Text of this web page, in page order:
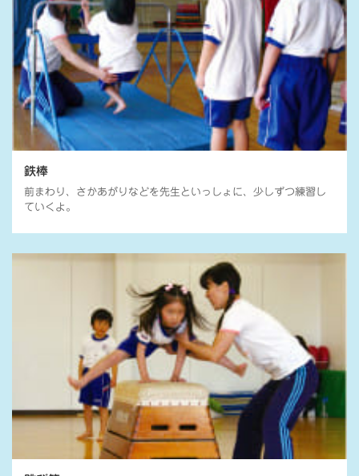
鉄棒
前まわり、さかあがりなどを先生といっしょに、少しずつ練習し
ていくよ。